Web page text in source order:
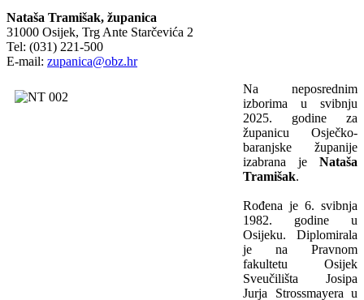
Nataša Tramišak, županica
31000 Osijek, Trg Ante Starčevića 2
Tel: (031) 221-500
E-mail: zupanica@obz.hr
Na neposrednim
izborima u svibnju
2025. godine za
županicu Osječko-
baranjske županije
izabrana je Nataša
Tramišak.
Rođena je 6. svibnja
1982. godine u
Osijeku. Diplomirala
je na Pravnom
fakultetu Osijek
Sveučilišta Josipa
Jurja Strossmayera u